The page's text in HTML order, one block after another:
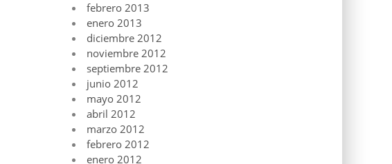
febrero 2013
enero 2013
diciembre 2012
noviembre 2012
septiembre 2012
junio 2012
mayo 2012
abril 2012
marzo 2012
febrero 2012
enero 2012